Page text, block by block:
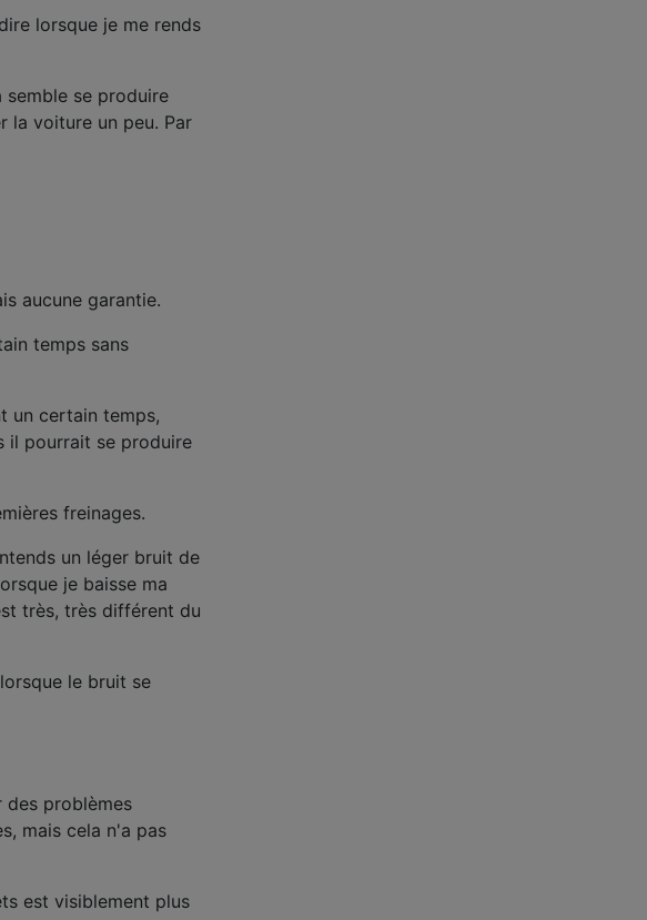
lorsque je me rends
semble se produire
la voiture un peu. Par
aucune garantie.
temps sans
un certain temps,
il pourrait se produire
freinages.
un léger bruit de
je baisse ma
très, très différent du
le bruit se
des problèmes
mais cela n'a pas
est visiblement plus